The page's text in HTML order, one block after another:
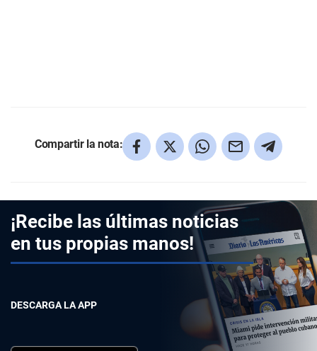
Compartir la nota:
¡Recibe las últimas noticias
en tus propias manos!
DESCARGA LA APP